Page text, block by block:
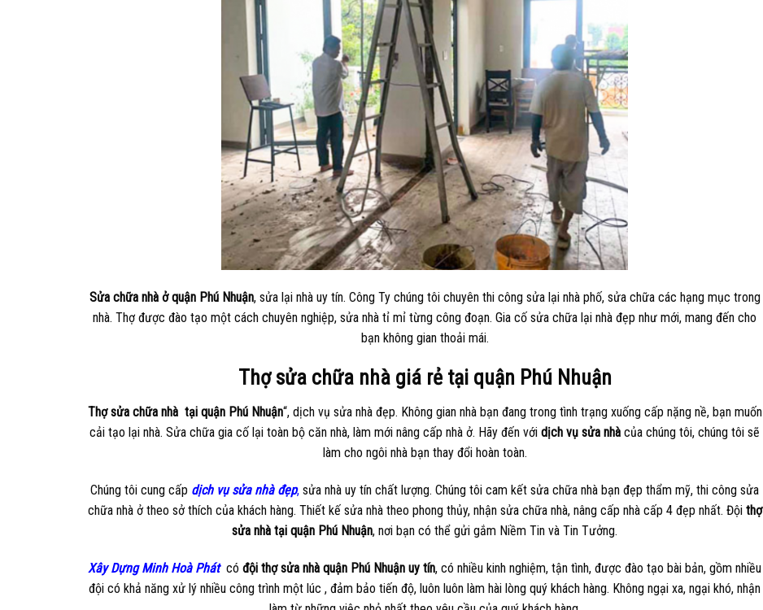
Sửa chữa nhà ở quận Phú Nhuận, sửa lại nhà uy tín. Công Ty chúng tôi chuyên thi công sửa lại nhà phố, sửa chữa các hạng mục trong
nhà. Thợ được đào tạo một cách chuyên nghiệp, sửa nhà tỉ mỉ từng công đoạn. Gia cố sửa chữa lại nhà đẹp như mới, mang đến cho
bạn không gian thoải mái.
Thợ sửa chữa nhà giá rẻ tại quận Phú Nhuận
Thợ sửa chữa nhà tại quận Phú Nhuận“, dịch vụ sửa nhà đẹp. Không gian nhà bạn đang trong tình trạng xuống cấp nặng nề, bạn muốn
cải tạo lại nhà. Sửa chữa gia cố lại toàn bộ căn nhà, làm mới nâng cấp nhà ở. Hãy đến với dịch vụ sửa nhà của chúng tôi, chúng tôi sẽ
làm cho ngôi nhà bạn thay đổi hoàn toàn.
Chúng tôi cung cấp dịch vụ sửa nhà đẹp, sửa nhà uy tín chất lượng. Chúng tôi cam kết sửa chữa nhà bạn đẹp thẩm mỹ, thi công sửa
chữa nhà ở theo sở thích của khách hàng. Thiết kế sửa nhà theo phong thủy, nhận sửa chữa nhà, nâng cấp nhà cấp 4 đẹp nhất. Đội thợ
sửa nhà tại quận Phú Nhuận, nơi bạn có thể gửi gắm Niềm Tin và Tin Tưởng.
Xây Dựng Minh Hoà Phát có đội thợ sửa nhà quận Phú Nhuận uy tín, có nhiều kinh nghiệm, tận tình, được đào tạo bài bản, gồm nhiều
đội có khả năng xử lý nhiều công trình một lúc , đảm bảo tiến độ, luôn luôn làm hài lòng quý khách hàng. Không ngại xa, ngại khó, nhận